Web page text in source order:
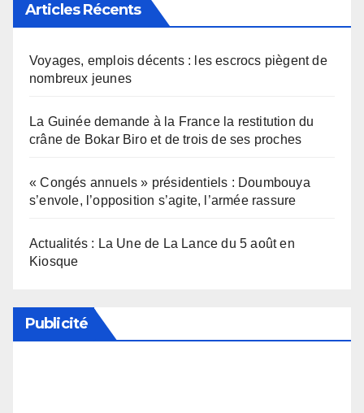
Articles Récents
Voyages, emplois décents : les escrocs piègent de
nombreux jeunes
La Guinée demande à la France la restitution du
crâne de Bokar Biro et de trois de ses proches
« Congés annuels » présidentiels : Doumbouya
s’envole, l’opposition s’agite, l’armée rassure
Actualités : La Une de La Lance du 5 août en
Kiosque
Publicité